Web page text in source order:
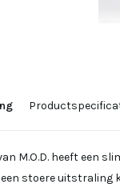
M.O.D. heeft een
stoere uitstraling